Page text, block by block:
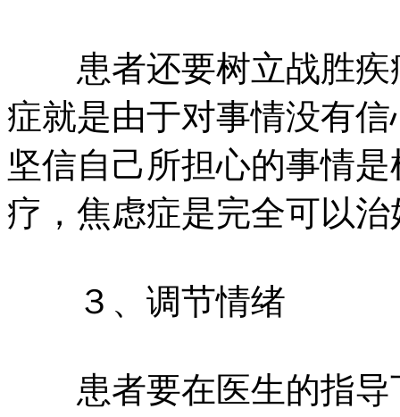
患者还要树立战胜疾
症就是由于对事情没有
坚信自己所担心的事情
疗，焦虑症是完全可以治
３、调节情绪
患者要在医生的指导